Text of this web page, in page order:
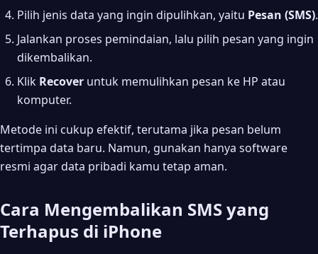
Pilih jenis data yang ingin dipulihkan, yaitu Pesan (SMS).
Jalankan proses pemindaian, lalu pilih pesan yang ingin
dikembalikan.
Klik Recover untuk memulihkan pesan ke HP atau
komputer.
Metode ini cukup efektif, terutama jika pesan belum
tertimpa data baru. Namun, gunakan hanya software
resmi agar data pribadi kamu tetap aman.
Cara Mengembalikan SMS yang
Terhapus di iPhone